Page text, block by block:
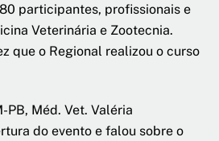
participantes, profissionais e
Veterinária e Zootecnia.
que o Regional realizou o curso
PB, Méd. Vet. Valéria
do evento e falou sobre o